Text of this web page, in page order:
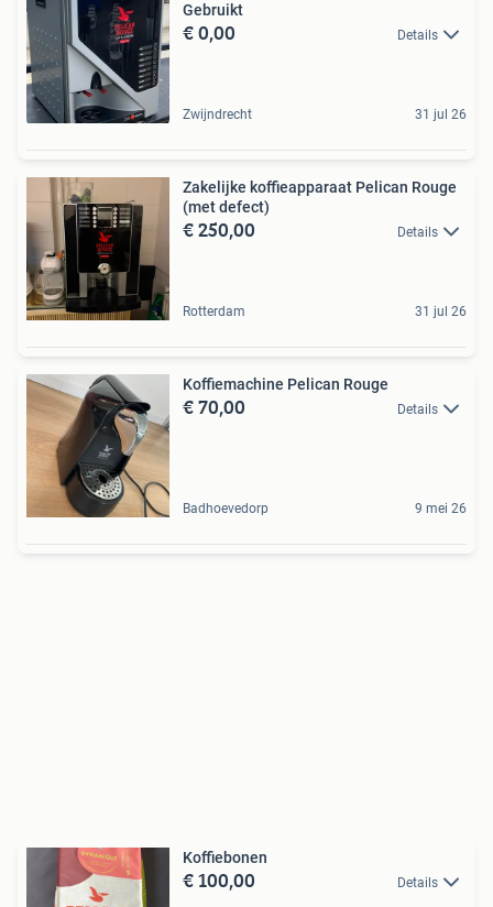
Gebruikt
€ 0,00 Details
Zwijndrecht 31 jul 26
Zakelijke koffieapparaat Pelican Rouge
(met defect)
€ 250,00 Details
Rotterdam 31 jul 26
Koffiemachine Pelican Rouge
€ 70,00 Details
Badhoevedorp 9 mei 26
Koffiebonen
€ 100,00 Details